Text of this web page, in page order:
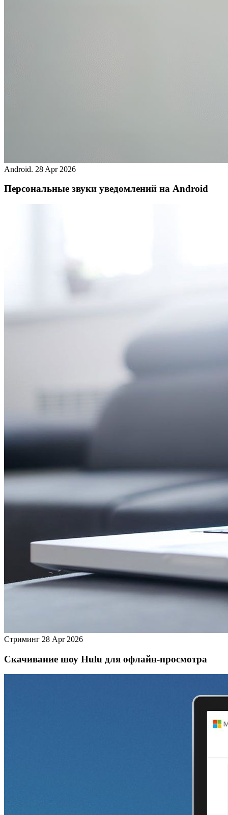
Android. 28 Apr 2026
Персональные звуки уведомлений на Android
Стриминг 28 Apr 2026
Скачивание шоу Hulu для офлайн‑просмотра